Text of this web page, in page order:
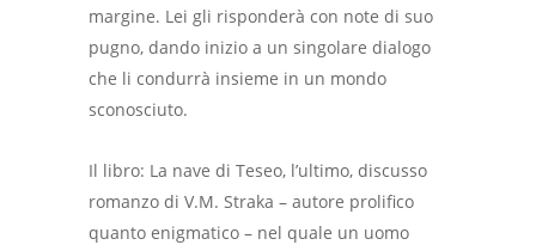
margine. Lei gli risponderà con note di suo
pugno, dando inizio a un singolare dialogo
che li condurrà insieme in un mondo
sconosciuto.
Il libro: La nave di Teseo, l’ultimo, discusso
romanzo di V.M. Straka – autore prolifico
quanto enigmatico – nel quale un uomo